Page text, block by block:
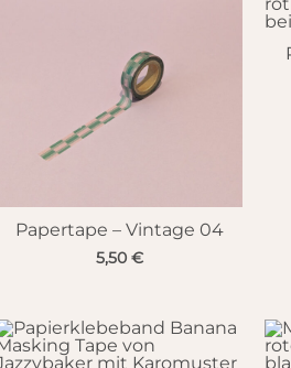
Papertape – Vintage 04
5,50 €